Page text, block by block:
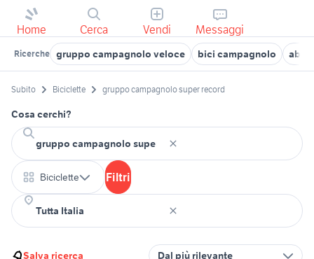
Home Cerca Vendi Messaggi
Ricerche gruppo campagnolo veloce bici campagnolo
Subito Biciclette gruppo campagnolo super record
Cosa cerchi?
Biciclette Filtri
Salva ricerca Dal più rilevante